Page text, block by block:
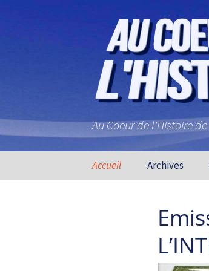
Au Coeur de l'Histoire
Aller au contenu principal
Accueil Archives